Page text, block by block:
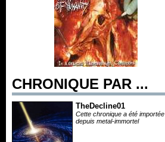
CHRONIQUE PAR ...
TheDecline01
Cette chronique a été importée
depuis metal-immortel